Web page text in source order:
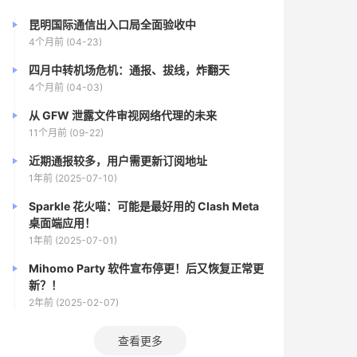
昆明国际通信出入口局全面验收中
4个月前 (04-23)
四月中转机场危机：通报、拔线，炸翻天
4个月前 (04-03)
从 GFW 泄露文件审视网络代理的未来
11个月前 (09-22)
近期通报较多，用户需更新订阅地址
1年前 (2025-07-10)
Sparkle 花火喵：可能是最好用的 Clash Meta
桌面端应用！
1年前 (2025-07-01)
Mihomo Party 软件宣布停更！后又恢复正常更
新？！
2年前 (2025-02-07)
查看更多